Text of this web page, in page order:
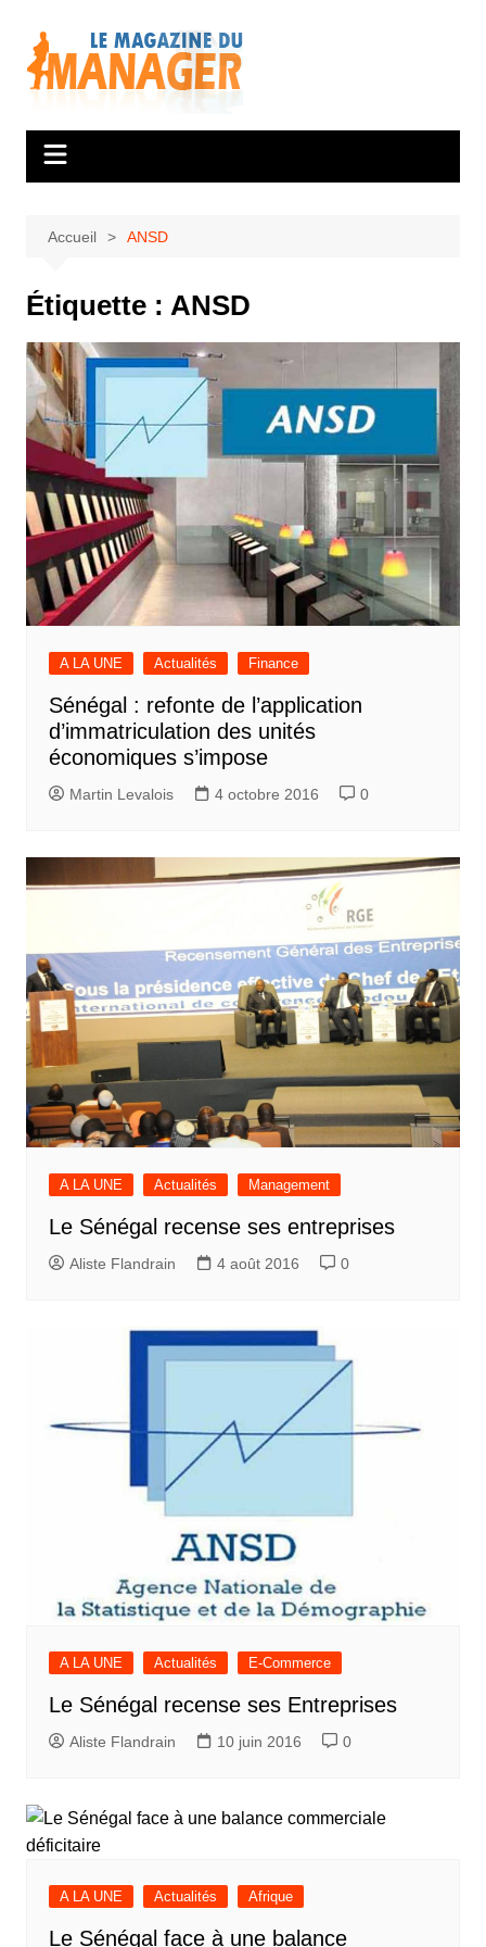
contenu
Accueil ANSD
Étiquette : ANSD
A LA UNE Actualités Finance
Sénégal : refonte de l’application
d’immatriculation des unités
économiques s’impose
Martin Levalois 4 octobre 2016 0
A LA UNE Actualités Management
Le Sénégal recense ses entreprises
Aliste Flandrain 4 août 2016 0
A LA UNE Actualités E-Commerce
Le Sénégal recense ses Entreprises
Aliste Flandrain 10 juin 2016 0
A LA UNE Actualités Afrique
Le Sénégal face à une balance